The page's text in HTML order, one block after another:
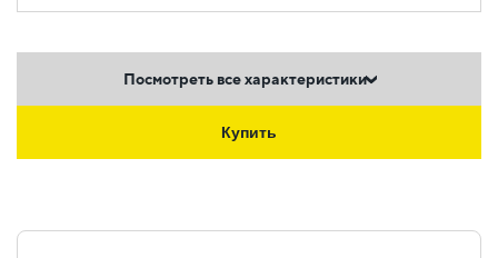
Посмотреть все характеристики
Купить